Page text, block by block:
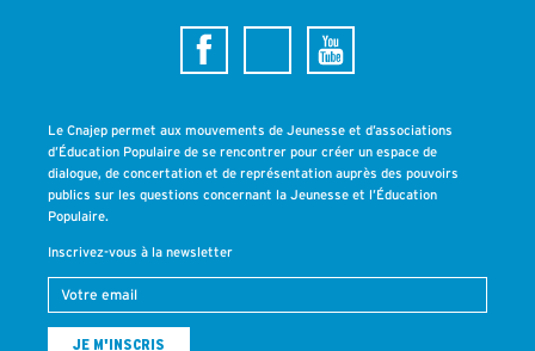
Le Cnajep permet aux mouvements de Jeunesse et d’associations
d’Éducation Populaire de se rencontrer pour créer un espace de
dialogue, de concertation et de représentation auprès des pouvoirs
publics sur les questions concernant la Jeunesse et l’Éducation
Populaire.
Inscrivez-vous à la newsletter